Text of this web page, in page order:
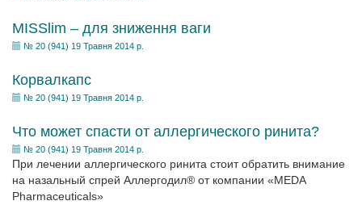
MISSlim – для зниження ваги
№ 20 (941) 19 Травня 2014 р.
Корвалкапс
№ 20 (941) 19 Травня 2014 р.
Что может спасти от аллергического ринита?
№ 20 (941) 19 Травня 2014 р.
При лечении аллергического ринита стоит обратить внимание
на назальный спрей Аллергодил® от компании «MEDA
Pharmaceuticals»